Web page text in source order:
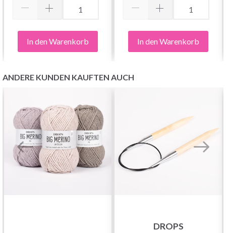
In den Warenkorb In den Warenkorb
ANDERE KUNDEN KAUFTEN AUCH
DROPS